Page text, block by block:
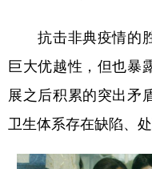
抗击非典疫情的胜
巨大优越性，但也暴
展之后积累的突出矛
卫生体系存在缺陷、